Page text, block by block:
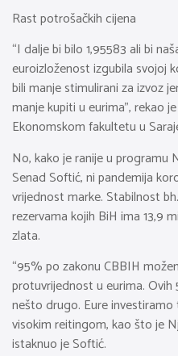
Rast potrošačkih cijena
“I dalje bi bilo 1,95583 ali bi
euroizloženost izgubila svojoj
bili manje stimulirani za izvoz
manje kupiti u eurima”, rekao
Ekonomskom fakultetu u
No, kako je ranije u programu
Senad Softić, ni pandemija
vrijednost marke. Stabilnost
rezervama kojih BiH ima 13,9
zlata.
“95% po zakonu CBBIH
protuvrijednost u eurima.
nešto drugo. Eure
visokim reitingom, kao što je
istaknuo je Softić.